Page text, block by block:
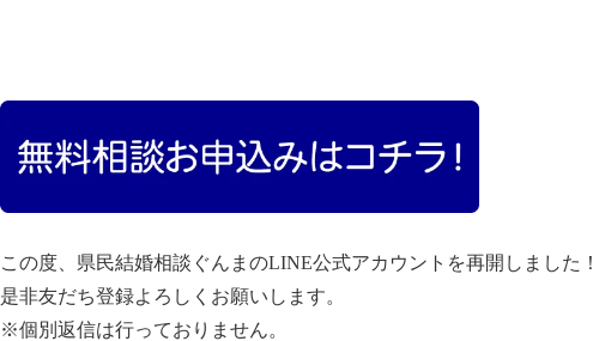
この度、県民結婚相談ぐんまのLINE公式アカウントを再開しました！
是非友だち登録よろしくお願いします。
※個別返信は行っておりません。